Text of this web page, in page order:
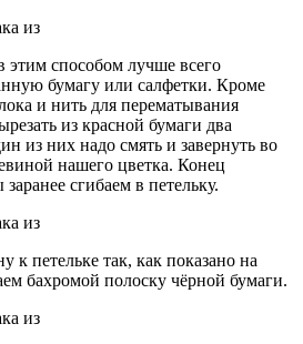
этим способом лучше всего
бумагу или салфетки. Кроме
и нить для перематывания
из красной бумаги два
из них надо смять и завернуть во
нашего цветка. Конец
сгибаем в петельку.
к петельке так, как показано на
бахромой полоску чёрной бумаги.